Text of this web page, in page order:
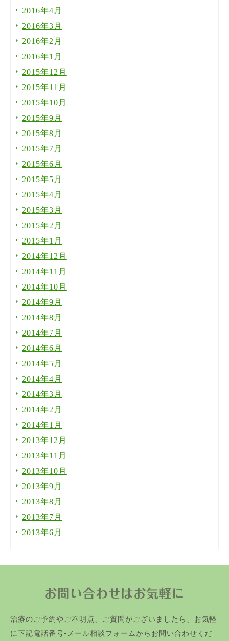
2016年4月
2016年3月
2016年2月
2016年1月
2015年12月
2015年11月
2015年10月
2015年9月
2015年8月
2015年7月
2015年6月
2015年5月
2015年4月
2015年3月
2015年2月
2015年1月
2014年12月
2014年11月
2014年10月
2014年9月
2014年8月
2014年7月
2014年6月
2014年5月
2014年4月
2014年3月
2014年2月
2014年1月
2013年12月
2013年11月
2013年10月
2013年9月
2013年8月
2013年7月
2013年6月
お問い合わせはお気軽に
治療のご予約やご不明点、ご質問がございましたら、お気軽
に下記電話番号•メール相談フォームからお問い合わせくだ